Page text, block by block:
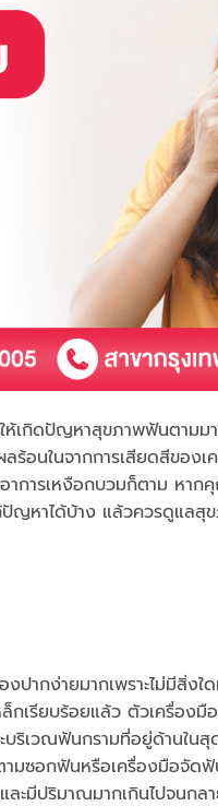
เกิดปัญหาสุขภาพฟันตามม
อนในจากการเสียดสีของ
าการเหงือกบวมก็ตาม ห
ปัญหาได้บ้าง แล้วควรดูแล
ากง่ายมากเพราะไม่มีสิ่ง
รียบร้อยแล้ว ตัวเครื่องมื
บริเวณฟันกรามที่อยู่ด้านใ
ซอกฟันหรือเครื่องมือจัดฟั
ละมีปริมาณมากเกินไปจนก